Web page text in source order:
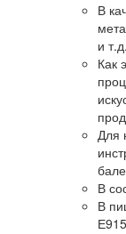
В
и
Как
Для
В
В